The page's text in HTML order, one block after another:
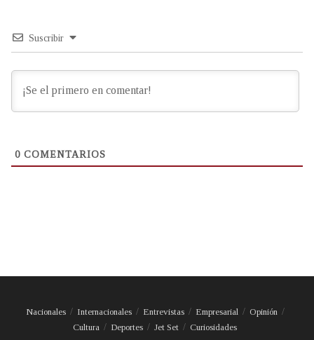
Suscribir
0 COMENTARIOS
Nacionales Internacionales Entrevistas Empresarial
Opinión
Cultura
Deportes Jet Set Curiosidades